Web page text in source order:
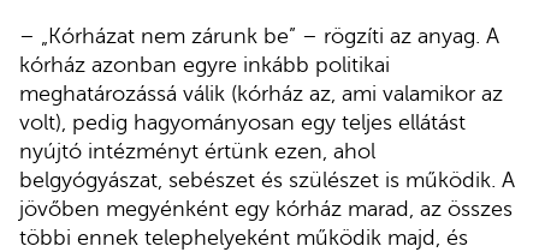
– „Kórházat nem zárunk be” – rögzíti az anyag. A
kórház azonban egyre inkább politikai
meghatározássá válik (kórház az, ami valamikor az
volt), pedig hagyományosan egy teljes ellátást
nyújtó intézményt értünk ezen, ahol
belgyógyászat, sebészet és szülészet is működik. A
jövőben megyénként egy kórház marad, az összes
többi ennek telephelyeként működik majd, és